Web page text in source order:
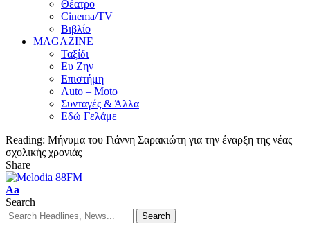
Θέατρο
Cinema/TV
Βιβλίο
MAGAZINE
Ταξίδι
Ευ Ζην
Επιστήμη
Auto – Moto
Συνταγές & Άλλα
Εδώ Γελάμε
Reading: Μήνυμα του Γιάννη Σαρακιώτη για την έναρξη της νέας
σχολικής χρονιάς
Share
Aa
Search